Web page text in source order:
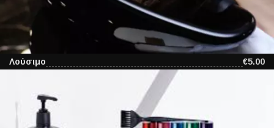
Λούσιμο €5.00